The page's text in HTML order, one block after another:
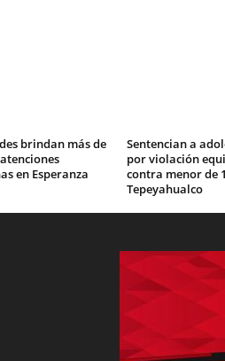
brindan más de
en Esperanza
Sentencian a
por violación
contra menor de
Tepeyahualco